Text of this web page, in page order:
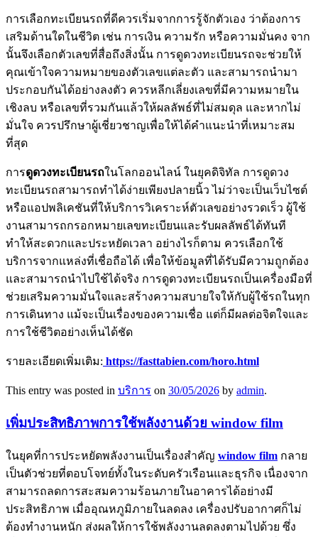
การเลือกทะเบียนรถที่ดีควรเริ่มจากการรู้จักตัวเอง ว่าต้องการ
เสริมด้านใดในชีวิต เช่น การเงิน ความรัก หรือความมั่นคง จาก
นั้นจึงเลือกตัวเลขที่สื่อถึงสิ่งนั้น การดูดวงทะเบียนรถจะช่วยให้
คุณเข้าใจความหมายของตัวเลขแต่ละตัว และสามารถนำมา
ประกอบกันได้อย่างลงตัว ควรหลีกเลี่ยงเลขที่มีความหมายใน
เชิงลบ หรือเลขที่รวมกันแล้วให้ผลลัพธ์ที่ไม่สมดุล และหากไม่
มั่นใจ ควรปรึกษาผู้เชี่ยวชาญเพื่อให้ได้คำแนะนำที่เหมาะสม
ที่สุด
การดูดวงทะเบียนรถในโลกออนไลน์ ในยุคดิจิทัล การดูดวง
ทะเบียนรถสามารถทำได้ง่ายเพียงปลายนิ้ว ไม่ว่าจะเป็นเว็บไซต์
หรือแอปพลิเคชันที่ให้บริการวิเคราะห์ตัวเลขอย่างรวดเร็ว ผู้ใช้
งานสามารถกรอกหมายเลขทะเบียนและรับผลลัพธ์ได้ทันที
ทำให้สะดวกและประหยัดเวลา อย่างไรก็ตาม ควรเลือกใช้
บริการจากแหล่งที่เชื่อถือได้ เพื่อให้ข้อมูลที่ได้รับมีความถูกต้อง
และสามารถนำไปใช้ได้จริง การดูดวงทะเบียนรถเป็นเครื่องมือที่
ช่วยเสริมความมั่นใจและสร้างความสบายใจให้กับผู้ใช้รถในทุก
การเดินทาง แม้จะเป็นเรื่องของความเชื่อ แต่ก็มีผลต่อจิตใจและ
การใช้ชีวิตอย่างเห็นได้ชัด
รายละเอียดเพิ่มเติม: https://fasttabien.com/horo.html
This entry was posted in บริการ on 30/05/2026 by admin.
เพิ่มประสิทธิภาพการใช้พลังงานด้วย window film
ในยุคที่การประหยัดพลังงานเป็นเรื่องสำคัญ window film กลาย
เป็นตัวช่วยที่ตอบโจทย์ทั้งในระดับครัวเรือนและธุรกิจ เนื่องจาก
สามารถลดการสะสมความร้อนภายในอาคารได้อย่างมี
ประสิทธิภาพ เมื่ออุณหภูมิภายในลดลง เครื่องปรับอากาศก็ไม่
ต้องทำงานหนัก ส่งผลให้การใช้พลังงานลดลงตามไปด้วย ซึ่ง